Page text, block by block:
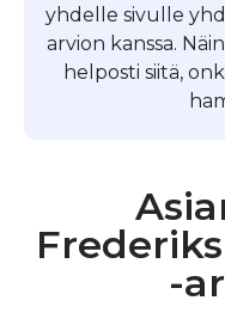
yhdelle sivulle
arvion kanssa.
helposti siitä,
-